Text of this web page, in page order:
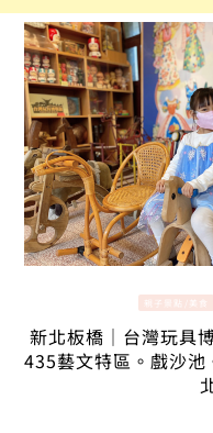
親子景點/美食
新北板橋｜台灣玩具
435藝文特區。戲沙